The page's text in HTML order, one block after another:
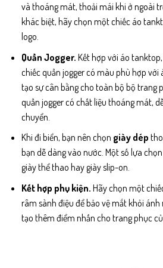
và thoáng mát, thoải mái khi ở ngoài
khác biệt, hãy chọn một chiếc áo
logo.
Quần Jogger. Kết hợp với áo
chiếc quần jogger có màu phù hợp
tạo sự cân bằng cho toàn bộ bộ trang
quần jogger có chất liệu thoáng mát,
chuyển.
Khi đi biển, bạn nên chọn giày dép
bạn dễ dàng vào nước. Một số lựa
giày thể thao hay giày slip-on.
Kết hợp phụ kiện. Hãy chọn một
râm sành điệu để bảo vệ mắt khỏi
tạo thêm điểm nhấn cho trang phục